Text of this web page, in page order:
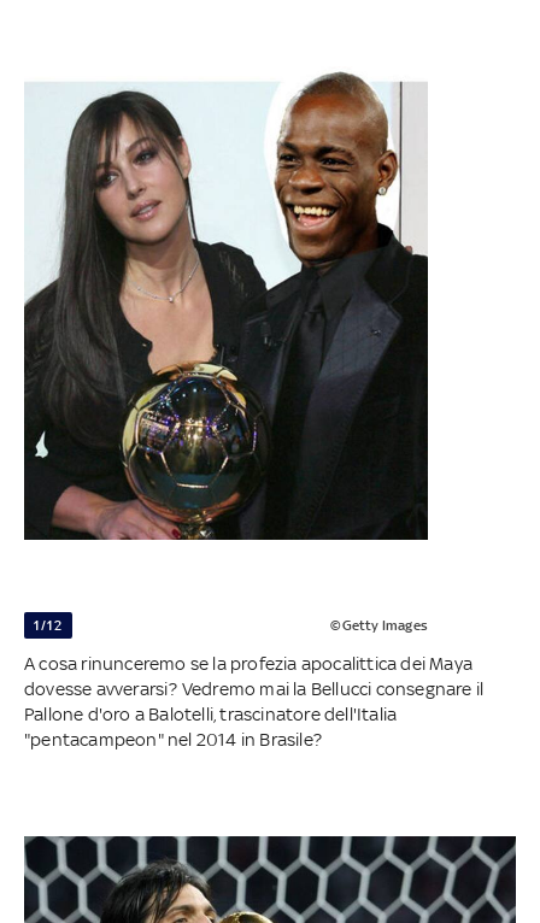
1/12 ©Getty Images
A cosa rinunceremo se la profezia apocalittica dei Maya
dovesse avverarsi? Vedremo mai la Bellucci consegnare il
Pallone d'oro a Balotelli, trascinatore dell'Italia
"pentacampeon" nel 2014 in Brasile?